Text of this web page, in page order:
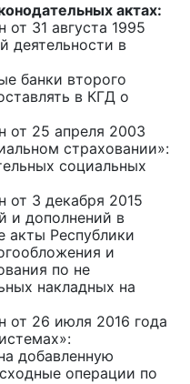
актах:
от 31 августа 1995
деятельности в
банки второго
в КГД о
от 25 апреля 2003
страховании»:
социальных
от 3 декабря 2015
и дополнений в
акты Республики
и
по не
накладных на
от 26 июля 2016 года
добавленную
операции по